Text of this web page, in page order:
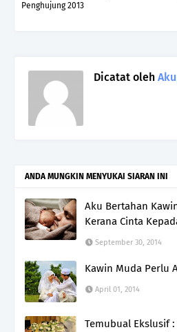
Penghujung 2013
Dicatat oleh
ANDA MUNGKIN MENYUKAI SIARAN INI
Aku Bertahan
Kerana Cinta
September 30, 2014
Kawin Muda Perlu
April 01, 2014
Temubual Ekslusif